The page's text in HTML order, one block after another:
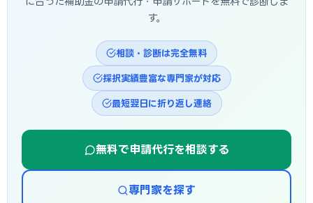
す。
相談・診断は完全無料
採択実績豊富な専門家が対応
最短翌日に折り返し連絡
無料で申請代行を相談する
専門家を探す